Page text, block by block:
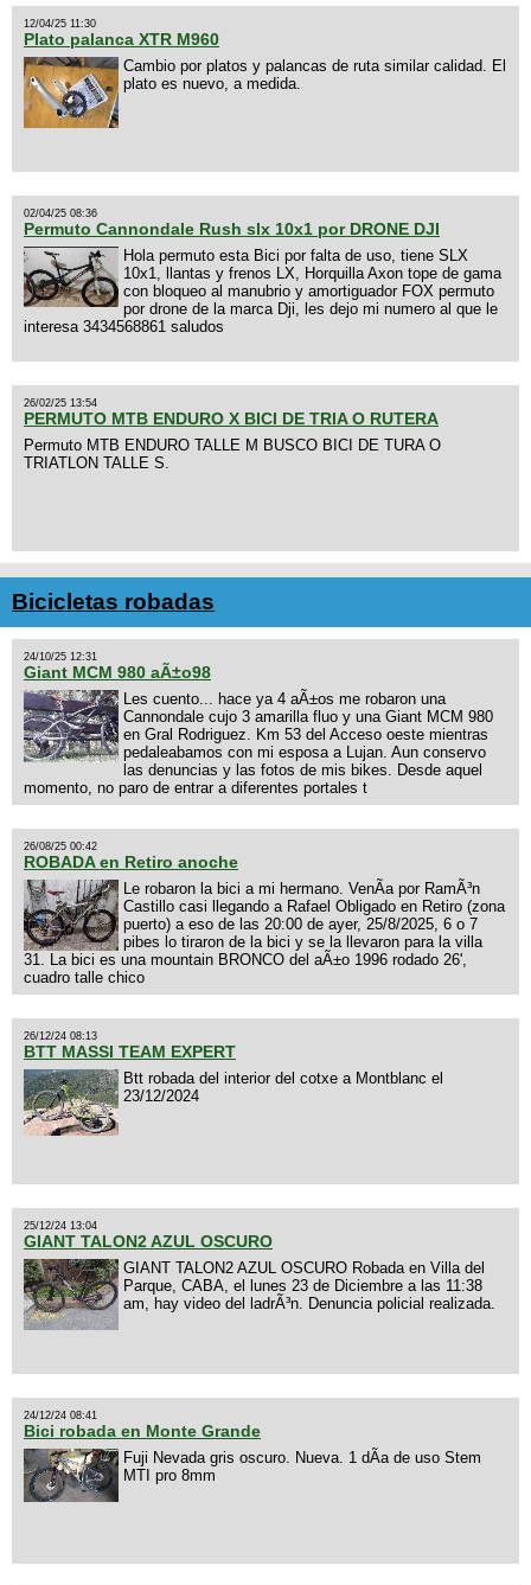
12/04/25 11:30
Plato palanca XTR M960
Cambio por platos y palancas de ruta similar calidad. El
plato es nuevo, a medida.
02/04/25 08:36
Permuto Cannondale Rush slx 10x1 por DRONE DJI
Hola permuto esta Bici por falta de uso, tiene SLX
10x1, llantas y frenos LX, Horquilla Axon tope de gama
con bloqueo al manubrio y amortiguador FOX permuto
por drone de la marca Dji, les dejo mi numero al que le
interesa 3434568861 saludos
26/02/25 13:54
PERMUTO MTB ENDURO X BICI DE TRIA O RUTERA
Permuto MTB ENDURO TALLE M BUSCO BICI DE TURA O
TRIATLON TALLE S.
Bicicletas robadas
24/10/25 12:31
Giant MCM 980 aÃ±o98
Les cuento... hace ya 4 aÃ±os me robaron una
Cannondale cujo 3 amarilla fluo y una Giant MCM 980
en Gral Rodriguez. Km 53 del Acceso oeste mientras
pedaleabamos con mi esposa a Lujan. Aun conservo
las denuncias y las fotos de mis bikes. Desde aquel
momento, no paro de entrar a diferentes portales t
26/08/25 00:42
ROBADA en Retiro anoche
Le robaron la bici a mi hermano. VenÃ­a por RamÃ³n
Castillo casi llegando a Rafael Obligado en Retiro (zona
puerto) a eso de las 20:00 de ayer, 25/8/2025, 6 o 7
pibes lo tiraron de la bici y se la llevaron para la villa
31. La bici es una mountain BRONCO del aÃ±o 1996 rodado 26',
cuadro talle chico
26/12/24 08:13
BTT MASSI TEAM EXPERT
Btt robada del interior del cotxe a Montblanc el
23/12/2024
25/12/24 13:04
GIANT TALON2 AZUL OSCURO
GIANT TALON2 AZUL OSCURO Robada en Villa del
Parque, CABA, el lunes 23 de Diciembre a las 11:38
am, hay video del ladrÃ³n. Denuncia policial realizada.
24/12/24 08:41
Bici robada en Monte Grande
Fuji Nevada gris oscuro. Nueva. 1 dÃ­a de uso Stem
MTI pro 8mm